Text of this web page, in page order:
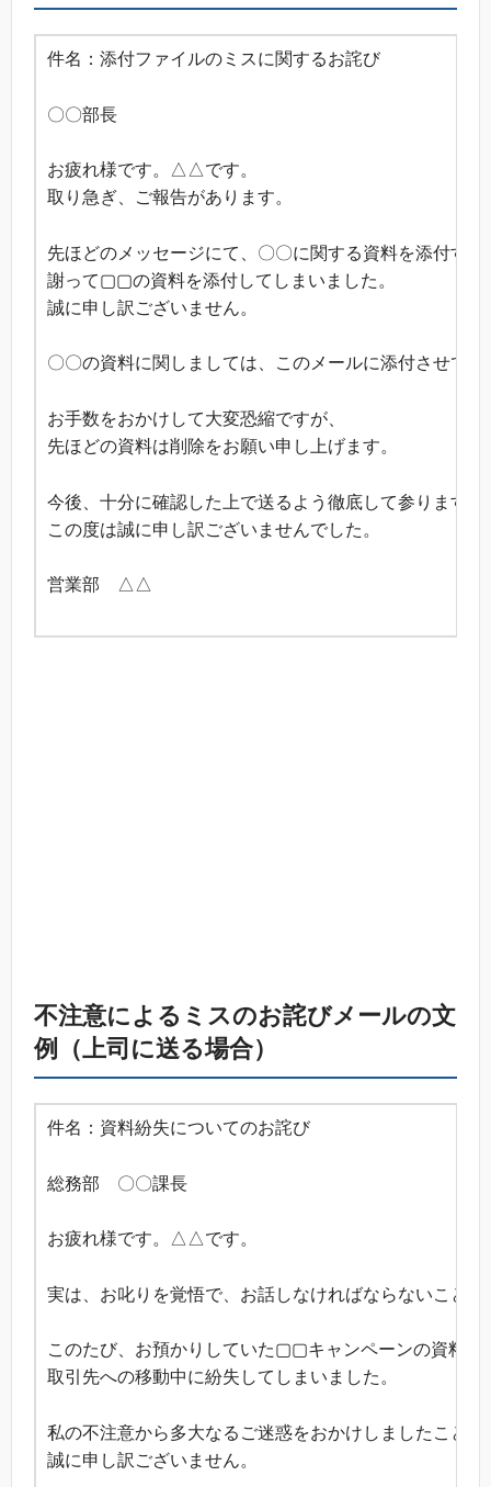
件名：添付ファイルのミスに関するお詫び
〇〇部長
お疲れ様です。△△です。
取り急ぎ、ご報告があります。
先ほどのメッセージにて、〇〇に関する資料を添付する
謝って▢▢の資料を添付してしまいました。
誠に申し訳ございません。
〇〇の資料に関しましては、このメールに添付させてい
お手数をおかけして大変恐縮ですが、
先ほどの資料は削除をお願い申し上げます。
今後、十分に確認した上で送るよう徹底して参ります。
この度は誠に申し訳ございませんでした。
営業部 △△
不注意によるミスのお詫びメールの文
例（上司に送る場合）
件名：資料紛失についてのお詫び
総務部 〇〇課長
お疲れ様です。△△です。
実は、お叱りを覚悟で、お話しなければならないことが
このたび、お預かりしていた▢▢キャンペーンの資料を
取引先への移動中に紛失してしまいました。
私の不注意から多大なるご迷惑をおかけしましたこと、
誠に申し訳ございません。